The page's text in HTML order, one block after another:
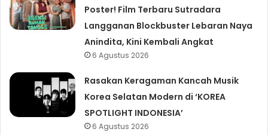
Poster! Film Terbaru Sutradara
Langganan Blockbuster Lebaran Naya
Anindita, Kini Kembali Angkat
6 Agustus 2026
Rasakan Keragaman Kancah Musik
Korea Selatan Modern di ‘KOREA
SPOTLIGHT INDONESIA’
6 Agustus 2026